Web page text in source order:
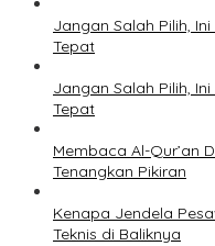
Jangan Salah Pilih,
Tepat
Jangan Salah Pilih,
Tepat
Membaca Al-Qur’an
Tenangkan Pikiran
Kenapa Jendela
Teknis di Baliknya